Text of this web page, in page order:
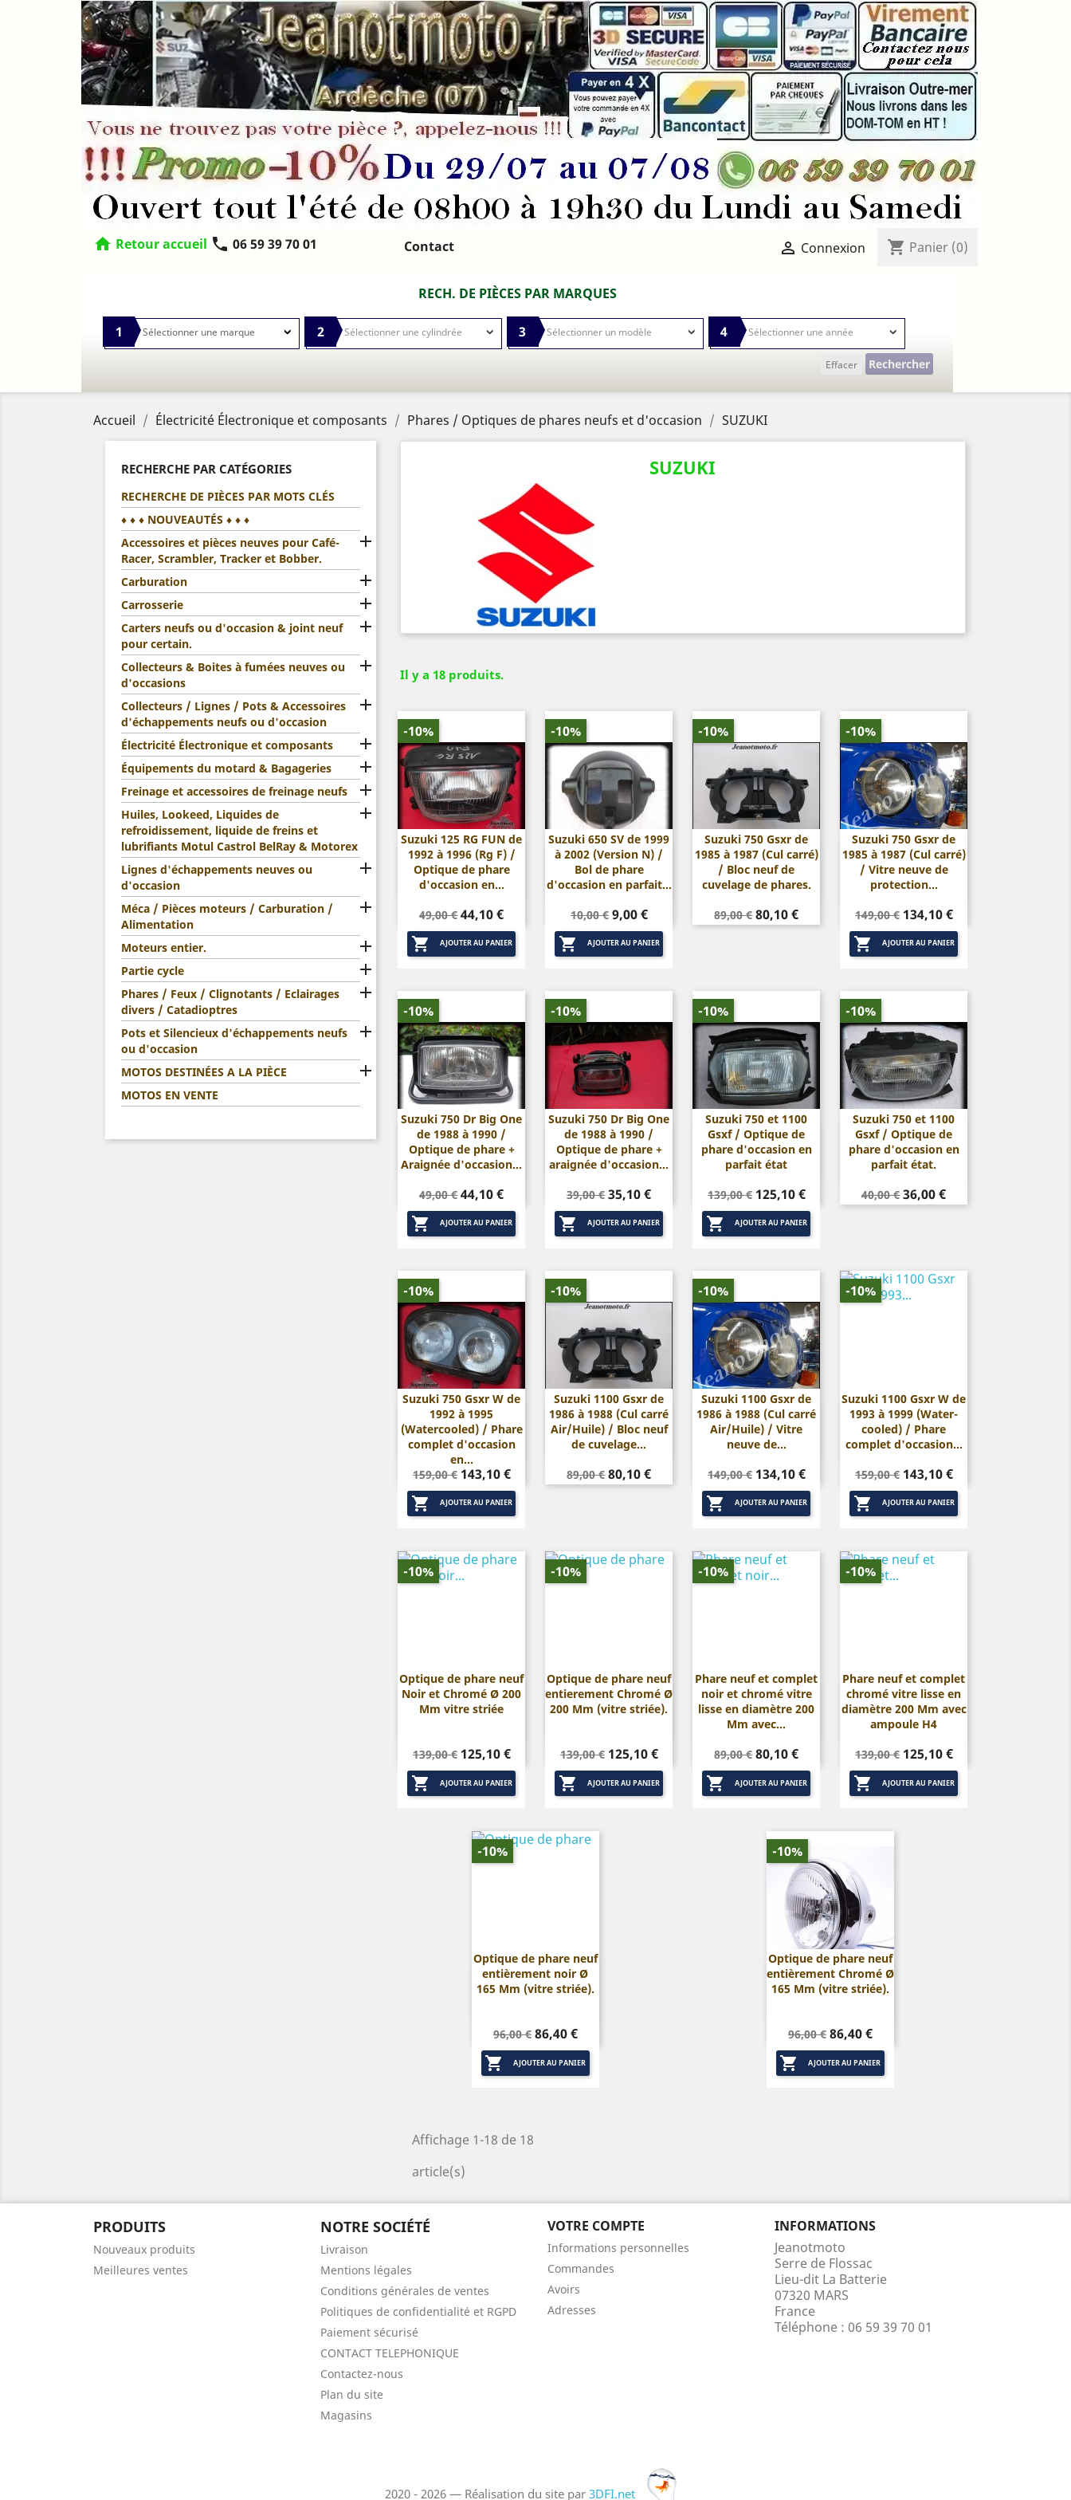
home Retour accueil phone 06 59 39 70 01 Contact  Connexion shopping_cart Panier (0)
RECH. DE PIÈCES PAR MARQUES
1 2 3 4
Effacer Rechercher
Accueil Électricité Électronique et composants Phares / Optiques de phares neufs et d'occasion SUZUKI
RECHERCHE PAR CATÉGORIES
RECHERCHE DE PIÈCES PAR MOTS CLÉS
♦ ♦ ♦ NOUVEAUTÉS ♦ ♦ ♦
Accessoires et pièces neuves pour Café-
Racer, Scrambler, Tracker et Bobber.

Carburation 
Carrosserie 
Carters neufs ou d'occasion & joint neuf
pour certain.

Collecteurs & Boites à fumées neuves ou
d'occasions

Collecteurs / Lignes / Pots & Accessoires
d'échappements neufs ou d'occasion

Électricité Électronique et composants 
Équipements du motard & Bagageries 
Freinage et accessoires de freinage neufs 
Huiles, Lookeed, Liquides de
refroidissement, liquide de freins et
lubrifiants Motul Castrol BelRay & Motorex

Lignes d'échappements neuves ou
d'occasion

Méca / Pièces moteurs / Carburation /
Alimentation

Moteurs entier. 
Partie cycle 
Phares / Feux / Clignotants / Eclairages
divers / Catadioptres

Pots et Silencieux d'échappements neufs
ou d'occasion

MOTOS DESTINÉES A LA PIÈCE 
MOTOS EN VENTE
SUZUKI
Il y a 18 produits.
Suzuki 125 RG FUN de
1992 à 1996 (Rg F) /
Optique de phare
d'occasion en...
Prix
de
base
49,00 €Prix
44,10 €
 AJOUTER AU PANIER
-10%
Aperçu rapide
Suzuki 650 SV de 1999
à 2002 (Version N) /
Bol de phare
d'occasion en parfait...
Prix
de
base
10,00 € Prix
9,00 €
 AJOUTER AU PANIER
-10%
Aperçu rapide
Suzuki 750 Gsxr de
1985 à 1987 (Cul carré)
/ Bloc neuf de
cuvelage de phares.
Prix
de
89,00 €Prix
80,10 €
-10%
Aperçu rapide
Suzuki 750 Gsxr de
1985 à 1987 (Cul carré)
/ Vitre neuve de
protection...
Prix
de
base
149,00 € Prix
134,10 €
 AJOUTER AU PANIER
-10%
Aperçu rapide
Suzuki 750 Dr Big One
de 1988 à 1990 /
Optique de phare +
Araignée d'occasion...
Prix
de
base
49,00 €Prix
44,10 €
 AJOUTER AU PANIER
-10%
 Aperçu rapide
Suzuki 750 Dr Big One
de 1988 à 1990 /
Optique de phare +
araignée d'occasion...
Prix
de
base
39,00 €Prix
35,10 €
 AJOUTER AU PANIER
-10%
 Aperçu rapide
Suzuki 750 et 1100
Gsxf / Optique de
phare d'occasion en
parfait état
Prix
de
base
139,00 € Prix
125,10 €
 AJOUTER AU PANIER
-10%
Aperçu rapide
Suzuki 750 et 1100
Gsxf / Optique de
phare d'occasion en
parfait état.
Prix
de
40,00 €Prix
36,00 €
-10%
Aperçu rapide
Suzuki 750 Gsxr W de
1992 à 1995
(Watercooled) / Phare
complet d'occasion
en...
Prix
de
base
159,00 € Prix
143,10 €
 AJOUTER AU PANIER
-10%
 Aperçu rapide
Suzuki 1100 Gsxr de
1986 à 1988 (Cul carré
Air/Huile) / Bloc neuf
de cuvelage...
Prix
de
89,00 €Prix
80,10 €
-10%
Aperçu rapide
Suzuki 1100 Gsxr de
1986 à 1988 (Cul carré
Air/Huile) / Vitre
neuve de...
Prix
de
base
149,00 € Prix
134,10 €
 AJOUTER AU PANIER
-10%
Aperçu rapide
Suzuki 1100 Gsxr W de
1993 à 1999 (Water-
cooled) / Phare
complet d'occasion...
Prix
de
base
159,00 € Prix
143,10 €
 AJOUTER AU PANIER
-10%
Aperçu rapide
Optique de phare neuf
Noir et Chromé Ø 200
Mm vitre striée
Prix
de
base
139,00 € Prix
125,10 €
 AJOUTER AU PANIER
-10%
Aperçu rapide
Optique de phare neuf
entierement Chromé Ø
200 Mm (vitre striée).
Prix
de
base
139,00 € Prix
125,10 €
 AJOUTER AU PANIER
-10%
Aperçu rapide
Phare neuf et complet
noir et chromé vitre
lisse en diamètre 200
Mm avec...
Prix
de
base
89,00 €Prix
80,10 €
 AJOUTER AU PANIER
-10%
 Aperçu rapide
Phare neuf et complet
chromé vitre lisse en
diamètre 200 Mm avec
ampoule H4
Prix
de
base
139,00 € Prix
125,10 €
 AJOUTER AU PANIER
-10%
Aperçu rapide
Optique de phare neuf
entièrement noir Ø
165 Mm (vitre striée).
Prix
de
base
96,00 € Prix
86,40 €
 AJOUTER AU PANIER
-10%
Aperçu rapide
Optique de phare neuf
entièrement Chromé Ø
165 Mm (vitre striée).
Prix
de
base
96,00 € Prix
86,40 €
 AJOUTER AU PANIER
-10%
Aperçu rapide
Affichage 1-18 de 18
article(s)
PRODUITS
Nouveaux produits
Meilleures ventes
NOTRE SOCIÉTÉ
Livraison
Mentions légales
Conditions générales de ventes
Politiques de confidentialité et RGPD
Paiement sécurisé
CONTACT TELEPHONIQUE
Contactez-nous
Plan du site
Magasins
VOTRE COMPTE
Informations personnelles
Commandes
Avoirs
Adresses
INFORMATIONS
Jeanotmoto
Serre de Flossac
Lieu-dit La Batterie
07320 MARS
France
Téléphone : 06 59 39 70 01
2020 - 2026 — Réalisation du site par 3DFI.net